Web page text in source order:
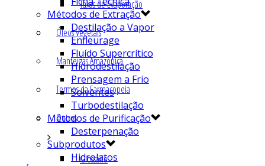
Taxas de Evaporação
Óleos Vegetais
Manteigas Amazônica
Termos da Farmacopeia
Outros
Glossário
Métodos de Extração
Destilação a Vapor
Enfleurage
Fluído Supercrítico
Hidrodestilação
Prensagem a Frio
Solventes
Turbodestilação
Métodos de Purificação
Desterpenação
Subprodutos
Hidrolatos